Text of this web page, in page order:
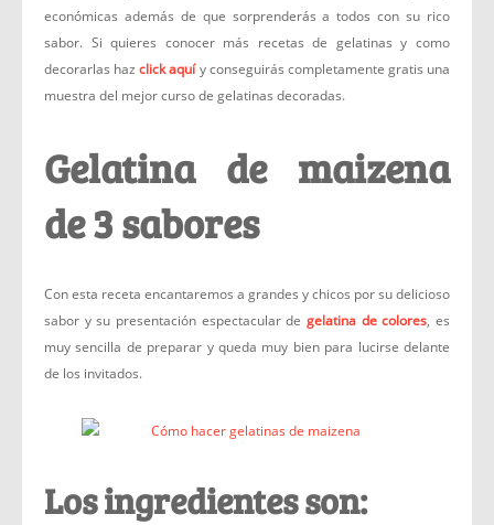
económicas además de que sorprenderás a todos con su rico
sabor. Si quieres conocer más recetas de gelatinas y como
decorarlas hazclick aquíy conseguirás completamente gratis una
muestra del mejor curso de gelatinas decoradas.
Gelatina de maizena
de 3 sabores
Con esta receta encantaremos a grandes y chicos por su delicioso
sabor y su presentación espectacular de gelatina de colores, es
muy sencilla de preparar y queda muy bien para lucirse delante
de los invitados.
Los ingredientes son: